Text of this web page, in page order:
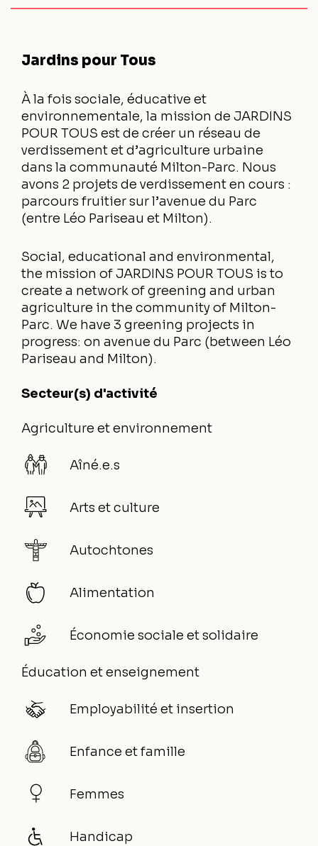
Jardins pour Tous
À la fois sociale, éducative et
environnementale, la mission de JARDINS
POUR TOUS est de créer un réseau de
verdissement et d’agriculture urbaine
dans la communauté Milton-Parc. Nous
avons 2 projets de verdissement en cours :
parcours fruitier sur l’avenue du Parc
(entre Léo Pariseau et Milton).
Social, educational and environmental,
the mission of JARDINS POUR TOUS is to
create a network of greening and urban
agriculture in the community of Milton-
Parc. We have 3 greening projects in
progress: on avenue du Parc (between Léo
Pariseau and Milton).
Secteur(s) d'activité
Agriculture et environnement
Aîné.e.s
Arts et culture
Autochtones
Alimentation
Économie sociale et solidaire
Éducation et enseignement
Employabilité et insertion
Enfance et famille
Femmes
Handicap